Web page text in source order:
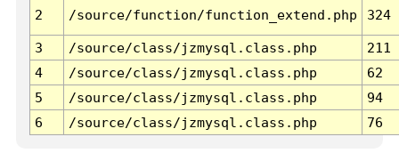
2 /source/function/function_extend.php 324
3 /source/class/jzmysql.class.php
211
4
/source/class/jzmysql.class.php
62
5
/source/class/jzmysql.class.php
94
6
/source/class/jzmysql.class.php 76